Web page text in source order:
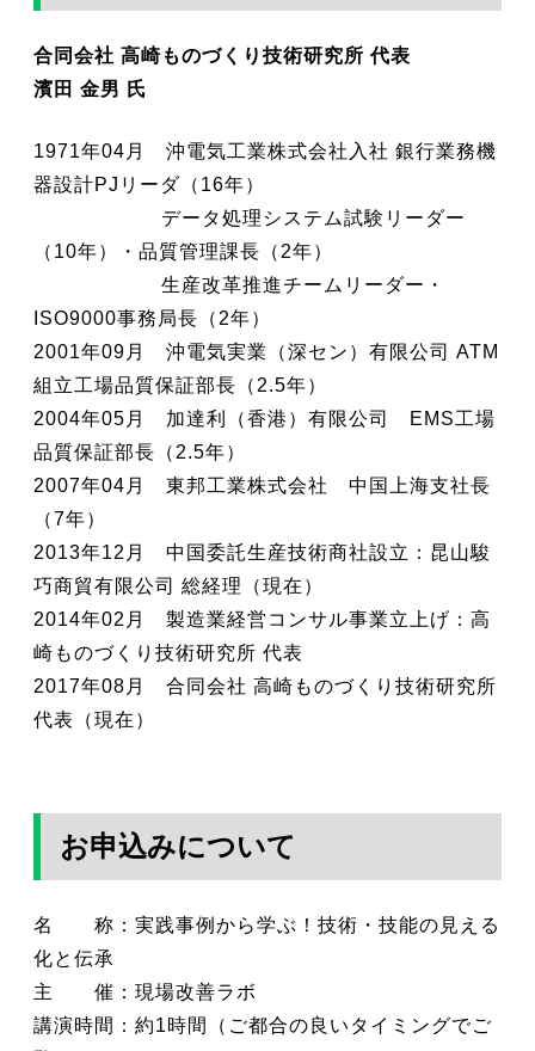
合同会社 高崎ものづくり技術研究所 代表
濱田 金男 氏
1971年04月 沖電気工業株式会社入社 銀行業務機
器設計PJリーダ（16年）
データ処理システム試験リーダー
（10年）・品質管理課長（2年）
生産改革推進チームリーダー・
ISO9000事務局長（2年）
2001年09月 沖電気実業（深セン）有限公司 ATM
組立工場品質保証部長（2.5年）
2004年05月 加達利（香港）有限公司 EMS工場
品質保証部長（2.5年）
2007年04月 東邦工業株式会社 中国上海支社長
（7年）
2013年12月 中国委託生産技術商社設立：昆山駿
巧商貿有限公司 総経理（現在）
2014年02月 製造業経営コンサル事業立上げ：高
崎ものづくり技術研究所 代表
2017年08月 合同会社 高崎ものづくり技術研究所
代表（現在）
お申込みについて
名 称：実践事例から学ぶ！技術・技能の見える
化と伝承
主 催：現場改善ラボ
講演時間：約1時間（ご都合の良いタイミングでご